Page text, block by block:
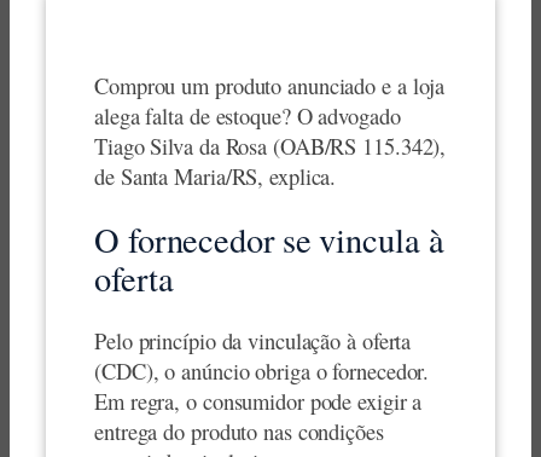
Comprou um produto anunciado e a loja
alega falta de estoque? O advogado
Tiago Silva da Rosa (OAB/RS 115.342),
de Santa Maria/RS, explica.
O fornecedor se vincula à
oferta
Pelo princípio da vinculação à oferta
(CDC), o anúncio obriga o fornecedor.
Em regra, o consumidor pode exigir a
entrega do produto nas condições